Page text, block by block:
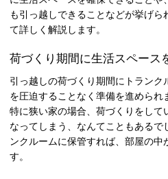
も引っ越しできることなどが挙げ
て詳しく解説します。
荷づくり期間に生活スペース
引っ越しの荷づくり期間にトランク
を圧迫することなく準備を進められ
特に狭い家の場合、荷づくりをして
なってしまう、なんてこともあるで
ンクルームに保管すれば、部屋の中
す。